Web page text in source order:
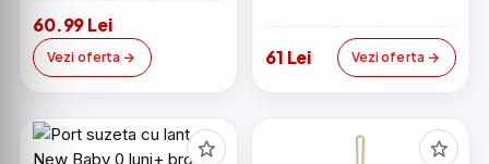
60.99 Lei
Vezi oferta 61 Lei Vezi oferta